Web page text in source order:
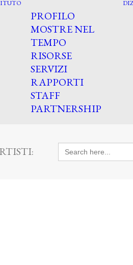
PROFILO
MOSTRE NEL
TEMPO
RISORSE
SERVIZI
RAPPORTI
STAFF
PARTNERSHIP
Search
for: